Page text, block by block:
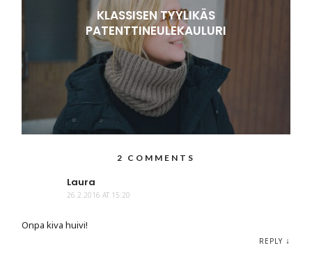
KLASSISEN TYYLIKÄS
PATENTTINEULEKAULURI
2 COMMENTS
Laura
26.2.2016 AT 15:20
Onpa kiva huivi!
REPLY ↓